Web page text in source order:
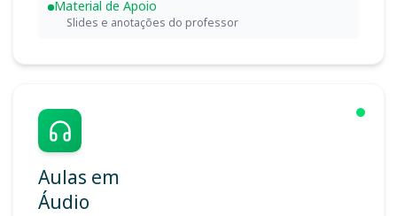
Material de Apoio
Slides e anotações do professor
Aulas em
Áudio